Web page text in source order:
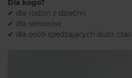
Dla kogo?
✔ dla rodzin z dziećmi
✔ dla seniorów
✔ dla osób spędzających dużo